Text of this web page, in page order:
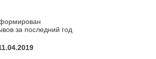
за последний год